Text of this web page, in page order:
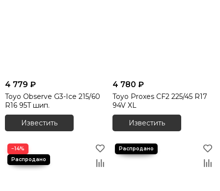
4 779 ₽
Toyo Observe G3-Ice 215/60
R16 95T шип.
Известить
4 780 ₽
Toyo Proxes CF2 225/45 R17
94V XL
Известить
−14%